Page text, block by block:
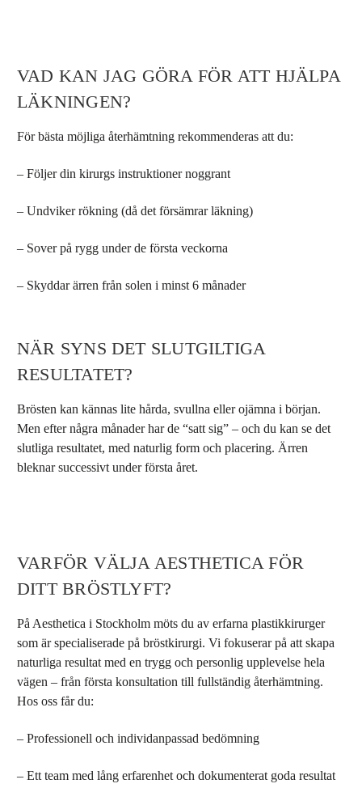
VAD KAN JAG GÖRA FÖR ATT HJÄLPA
LÄKNINGEN?
För bästa möjliga återhämtning rekommenderas att du:
– Följer din kirurgs instruktioner noggrant
– Undviker rökning (då det försämrar läkning)
– Sover på rygg under de första veckorna
– Skyddar ärren från solen i minst 6 månader
NÄR SYNS DET SLUTGILTIGA
RESULTATET?
Brösten kan kännas lite hårda, svullna eller ojämna i början.
Men efter några månader har de “satt sig” – och du kan se det
slutliga resultatet, med naturlig form och placering. Ärren
bleknar successivt under första året.
VARFÖR VÄLJA AESTHETICA FÖR
DITT BRÖSTLYFT?
På Aesthetica i Stockholm möts du av erfarna plastikkirurger
som är specialiserade på bröstkirurgi. Vi fokuserar på att skapa
naturliga resultat med en trygg och personlig upplevelse hela
vägen – från första konsultation till fullständig återhämtning.
Hos oss får du:
– Professionell och individanpassad bedömning
– Ett team med lång erfarenhet och dokumenterat goda resultat